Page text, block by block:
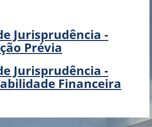
Jurisprudência -
Prévia
Jurisprudência -
Financeira​